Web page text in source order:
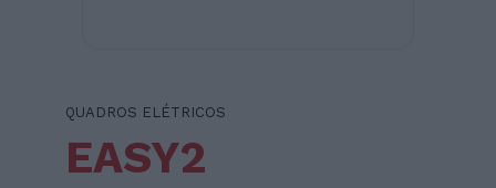
QUADROS ELÉTRICOS
EASY2